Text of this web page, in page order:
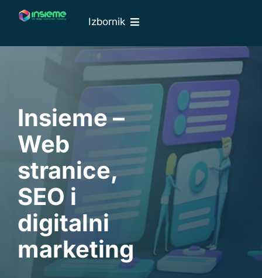
Skip
content
Izbornik
Naslovna
Naši radovi
Blog
Kontakti
Insieme –
Web
stranice,
SEO i
digitalni
marketing